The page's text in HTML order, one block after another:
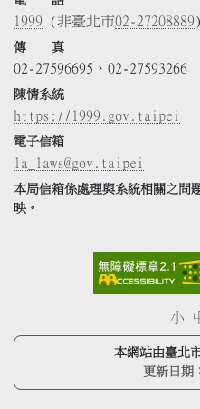
1999 (非臺北市02-27208889)
傳 真
02-27596695、02-27593266
陳情系統
https://1999.gov.taipei
電子信箱
la_laws@gov.taipei
本局信箱係處理與系統相關之問
映。
小
本網站由臺北
更新日期